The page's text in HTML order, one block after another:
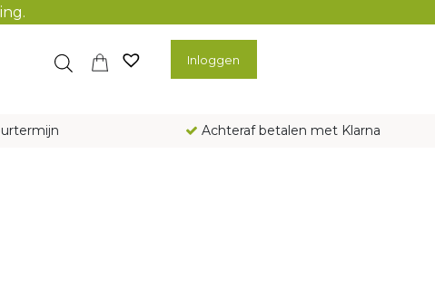
Inloggen
Achteraf betalen met Klarna